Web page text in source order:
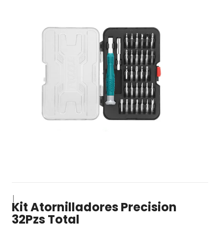
|
Kit Atornilladores Precision
32Pzs Total